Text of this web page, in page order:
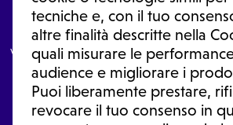
tecniche e, con il tuo
altre finalità descritte nella
quali misurare le
audience e migliorare i
Puoi liberamente prestare,
revocare il tuo consenso in
Le informazioni proposte in questo sito non
In nessun caso, queste informazioni
visita o una diagnosi formulata dal medico.
le informazioni disponibili come suggerimenti
una diagnosi, la determinazione di un
sospensione di un farmaco senza prima
medicina generale o uno